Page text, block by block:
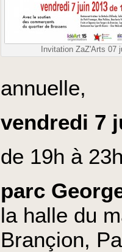
Invitation ZaZ'Arts 07
annuelle,
vendredi 7
de 19h à
parc
la halle du
Brançion,